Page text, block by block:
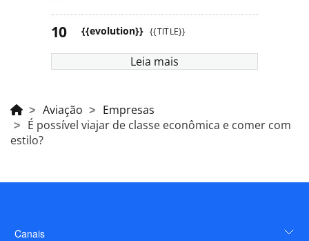
{{evolution}} {{TITLE}}
Leia mais
Aviação
Empresas
É possível viajar de classe econômica e comer com
estilo?
Canais